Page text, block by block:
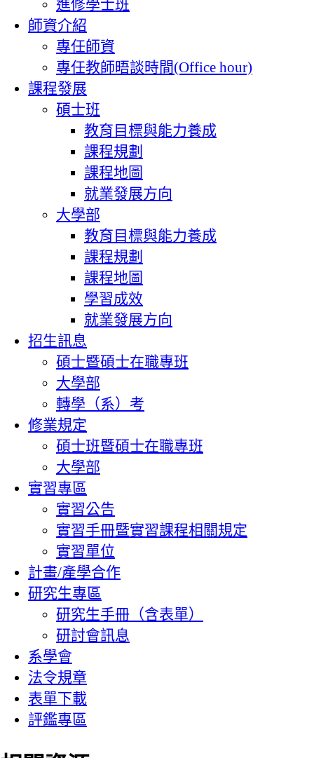
進修學士班
師資介紹
專任師資
專任教師晤談時間(Office hour)
課程發展
碩士班
教育目標與能力養成
課程規劃
課程地圖
就業發展方向
大學部
教育目標與能力養成
課程規劃
課程地圖
學習成效
就業發展方向
招生訊息
碩士暨碩士在職專班
大學部
轉學（系）考
修業規定
碩士班暨碩士在職專班
大學部
實習專區
實習公告
實習手冊暨實習課程相關規定
實習單位
計畫/產學合作
研究生專區
研究生手冊（含表單）
研討會訊息
系學會
法令規章
表單下載
評鑑專區